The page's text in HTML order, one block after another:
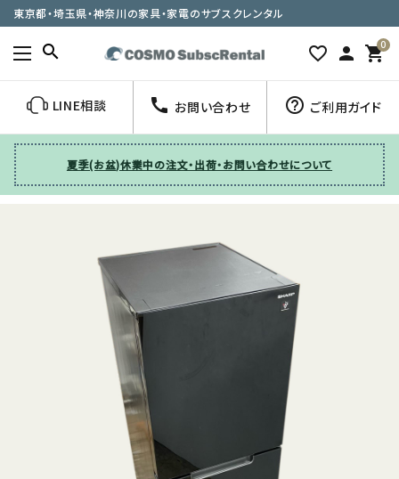
東京都・埼玉県・神奈川の家具・家電のサブスクレンタル
search favorite_border person 0
shopping_cart
LINE相談 call お問い合わせ help_outline ご利用ガイド
夏季(お盆)休業中の注文・出荷・お問い合わせについて